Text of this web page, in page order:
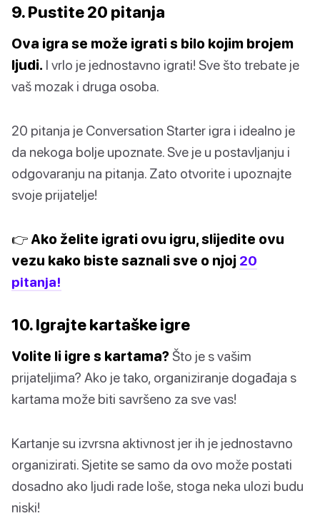
9. Pustite 20 pitanja
Ova igra se može igrati s bilo kojim brojem
ljudi. I vrlo je jednostavno igrati! Sve što trebate je
vaš mozak i druga osoba.
20 pitanja je Conversation Starter igra i idealno je
da nekoga bolje upoznate. Sve je u postavljanju i
odgovaranju na pitanja. Zato otvorite i upoznajte
svoje prijatelje!
👉 Ako želite igrati ovu igru, slijedite ovu
vezu kako biste saznali sve o njoj 20
pitanja!
10. Igrajte kartaške igre
Volite li igre s kartama? Što je s vašim
prijateljima? Ako je tako, organiziranje događaja s
kartama može biti savršeno za sve vas!
Kartanje su izvrsna aktivnost jer ih je jednostavno
organizirati. Sjetite se samo da ovo može postati
dosadno ako ljudi rade loše, stoga neka ulozi budu
niski!